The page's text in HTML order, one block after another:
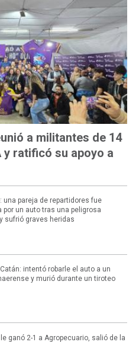
a militantes de 14
ratificó su apoyo a
una pareja de repartidores fue
por un auto tras una peligrosa
sufrió graves heridas
intentó robarle el auto a un
y murió durante un tiroteo
ganó 2-1 a Agropecuario, salió de la